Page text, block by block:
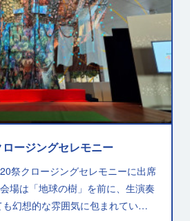
ージングセレモニー
祭クロージングセレモニーに出席
場は「地球の樹」を前に、生演奏
幻想的な雰囲気に包まれてい…